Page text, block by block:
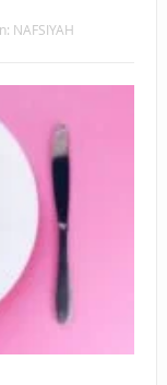
SEBAB
MENGANGSUR
SENDIRI
NAFSIYAH